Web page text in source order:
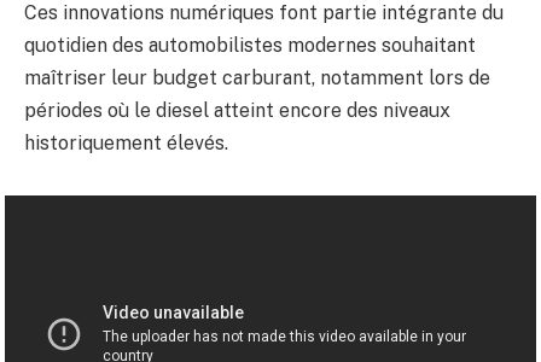
Ces innovations numériques font partie intégrante du
quotidien des automobilistes modernes souhaitant
maîtriser leur budget carburant, notamment lors de
périodes où le diesel atteint encore des niveaux
historiquement élevés.